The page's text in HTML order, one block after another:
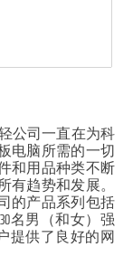
公司一直在为科
电脑所需的一切
和用品种类不断
趋势和发展。
的产品系列包括
名男（和女）强
提供了良好的网